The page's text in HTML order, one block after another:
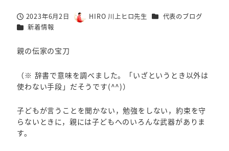
投稿日2023年6月2日
著
HIRO 川上ヒロ先生 カテゴリー
代表のブログ
カテゴリー
新着情報
親の伝家の宝刀
（※ 辞書で意味を調べました。「いざというとき以外は
使わない手段」だそうです(^^)）
子どもが言うことを聞かない，勉強をしない，約束を守
らないときに，親には子どもへのいろんな武器がありま
す。